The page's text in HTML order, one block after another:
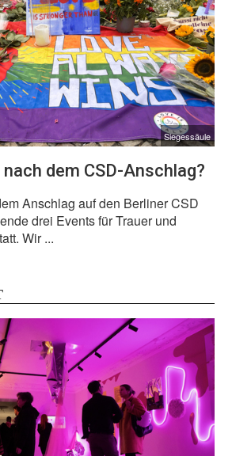
Siegessäule
dem CSD-Anschlag?
Anschlag auf den Berliner CSD
drei Events für Trauer und
Wir ...